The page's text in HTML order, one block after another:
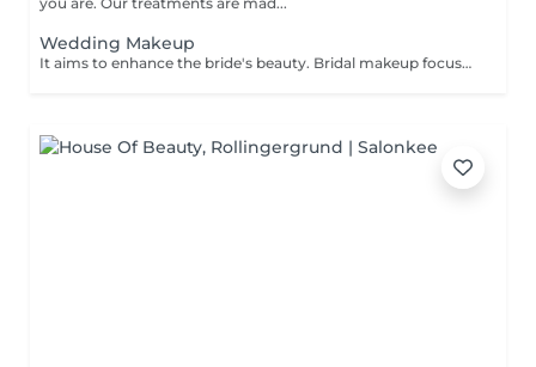
Wedding Makeup
It aims to enhance the bride's beauty. Bridal makeup focuses on creating a flawless elegant and timeless look for your special day. It includes: - perfect foundation - correction - eyes makeup - eyebrows - perfect lips